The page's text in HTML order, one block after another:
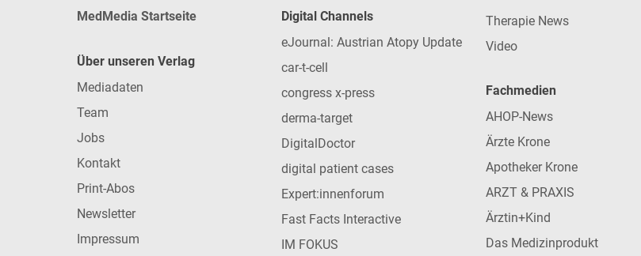
MedMedia Startseite
Über unseren Verlag
Mediadaten
Team
Jobs
Kontakt
Print-Abos
Newsletter
Impressum
Digital Channels
eJournal: Austrian Atopy Update
car-t-cell
congress x-press
derma-target
DigitalDoctor
digital patient cases
Expert:innenforum
Fast Facts Interactive
IM FOKUS
Therapie News
Video
Fachmedien
AHOP-News
Ärzte Krone
Apotheker Krone
ARZT & PRAXIS
Ärztin+Kind
Das Medizinprodukt